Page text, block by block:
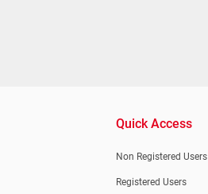
Quick Access
Non Registered Users
Registered Users